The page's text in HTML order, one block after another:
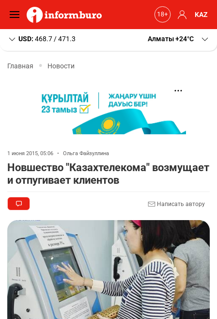
KAZ
USD: 468.7 / 471.3 Алматы+24 C
Главная Новости
1 июня 2015, 05:06 • Ольга Файзуллина
Новшество "Казахтелекома" возмущает
и отпугивает клиентов
Написать автору